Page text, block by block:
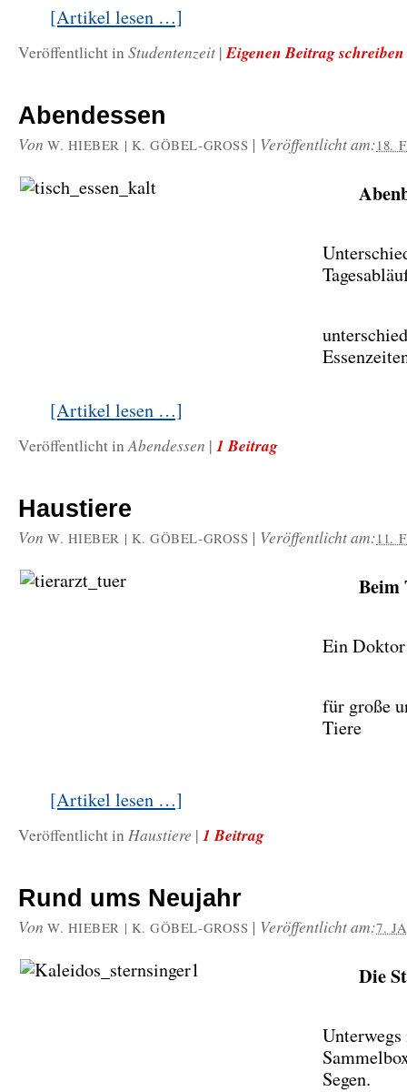
[Artikel lesen …]
Veröffentlicht inStudentenzeit | Eigenen Beitrag schreiben
Abendessen
Von W. HIEBER | K. GÖBEL-GROSS | Veröffentlicht am:18.
[Artikel lesen …]
Veröffentlicht inAbendessen | 1 Beitrag
Haustiere
Von W. HIEBER | K. GÖBEL-GROSS | Veröffentlicht am:11.
Beim
Ein Doktor
für große
Tiere
[Artikel lesen …]
Veröffentlicht in Haustiere | 1 Beitrag
Rund ums Neujahr
Von W. HIEBER | K. GÖBEL-GROSS | Veröffentlicht am:7.
Die
Segen.